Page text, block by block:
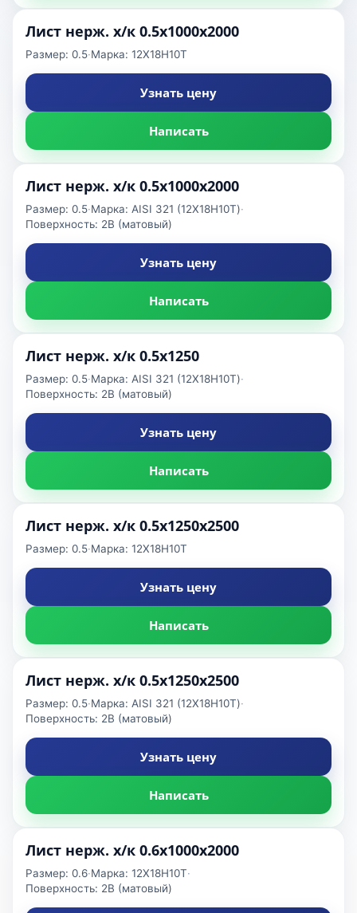
Лист нерж. х/к 0.5х1000х2000
Размер: 0.5·Марка: 12Х18Н10Т
Узнать цену
Написать
Лист нерж. х/к 0.5х1000х2000
Размер: 0.5·Марка: AISI 321 (12Х18Н10Т)·
Поверхность: 2B (матовый)
Узнать цену
Написать
Лист нерж. х/к 0.5х1250
Размер: 0.5·Марка: AISI 321 (12Х18Н10Т)·
Поверхность: 2B (матовый)
Узнать цену
Написать
Лист нерж. х/к 0.5х1250х2500
Размер: 0.5·Марка: 12Х18Н10Т
Узнать цену
Написать
Лист нерж. х/к 0.5х1250х2500
Размер: 0.5·Марка: AISI 321 (12Х18Н10Т)·
Поверхность: 2B (матовый)
Узнать цену
Написать
Лист нерж. х/к 0.6х1000х2000
Размер: 0.6·Марка: 12Х18Н10Т·
Поверхность: 2B (матовый)